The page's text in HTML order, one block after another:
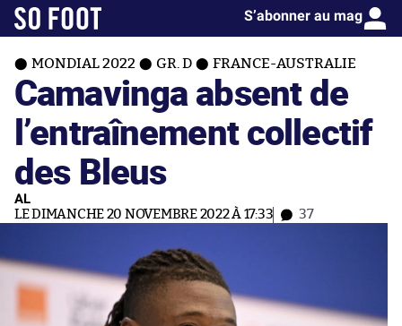
S’abonner au mag
MONDIAL 2022 GR. D FRANCE-AUSTRALIE
Camavinga absent de
l’entraînement collectif
des Bleus
AL
LE DIMANCHE 20 NOVEMBRE 2022 À 17:33 37